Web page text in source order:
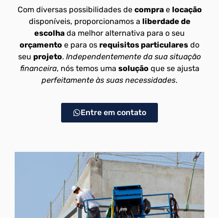
Com diversas possibilidades de comprae locação
disponíveis, proporcionamos a liberdade de
escolha da melhor alternativa para o seu
orçamento e para os requisitos particulares do
seu projeto. Independentemente da sua situação
financeira, nós temos uma soluçãoque se ajusta
perfeitamente às suas necessidades.
Entre em contato